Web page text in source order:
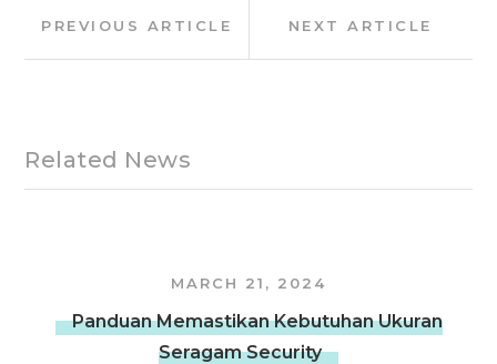
navigation
PREVIOUS ARTICLE NEXT ARTICLE
Related News
MARCH 21, 2024
Panduan Memastikan Kebutuhan Ukuran
Seragam Security